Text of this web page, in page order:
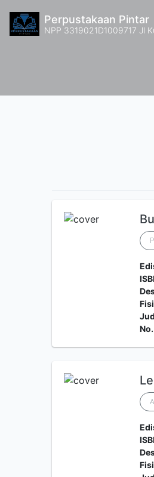
Perpustakaan Pintar
NPP 3319021D1009717 Jl